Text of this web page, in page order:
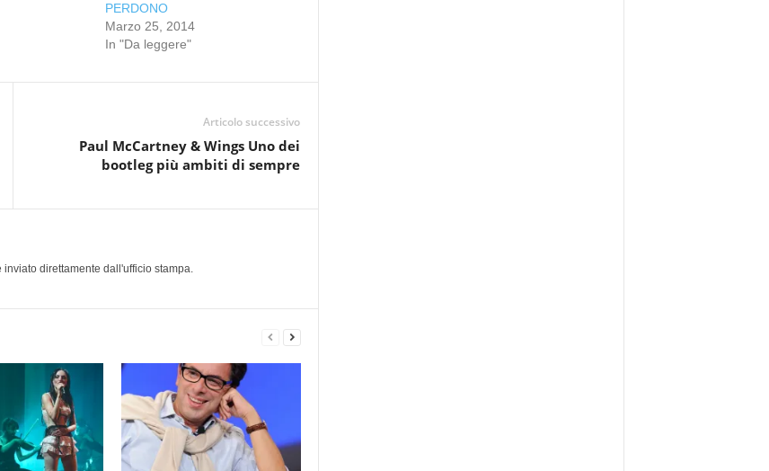
PERDONO
Marzo 25, 2014
In "Da leggere"
Articolo successivo
Paul McCartney & Wings Uno dei
bootleg più ambiti di sempre
direttamente dall'ufficio stampa.